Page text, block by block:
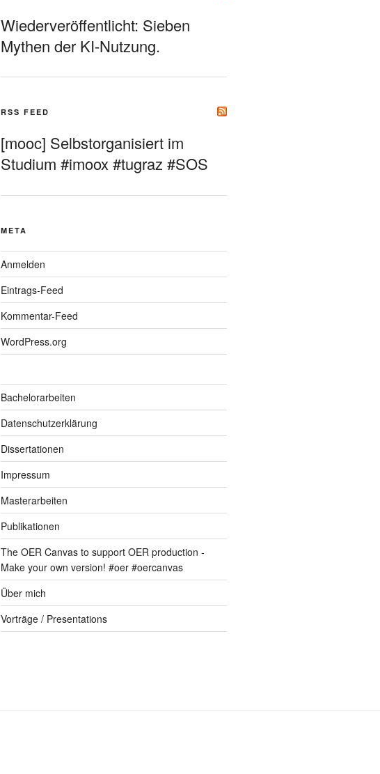
Wiederveröffentlicht: Sieben
Mythen der KI-Nutzung.
RSS FEED
[mooc] Selbstorganisiert im
Studium #imoox #tugraz #SOS
META
Anmelden
Eintrags-Feed
Kommentar-Feed
WordPress.org
Bachelorarbeiten
Datenschutzerklärung
Dissertationen
Impressum
Masterarbeiten
Publikationen
The OER Canvas to support OER production -
Make your own version! #oer #oercanvas
Über mich
Vorträge / Presentations